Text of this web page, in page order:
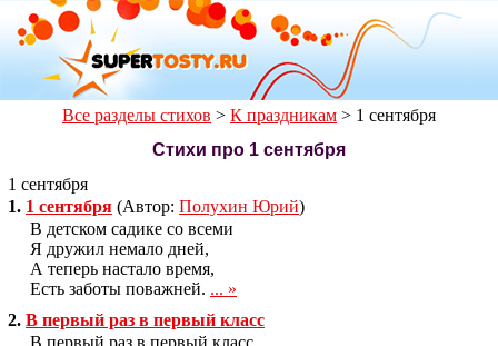
Все разделы стихов > К праздникам > 1 сентября
Стихи про 1 сентября
1 сентября
1. 1 сентября (Автор: Полухин Юрий)
В детском садике со всеми
Я дружил немало дней,
А теперь настало время,
Есть заботы поважней. ... »
2. В первый раз в первый класс
В первый раз в первый класс